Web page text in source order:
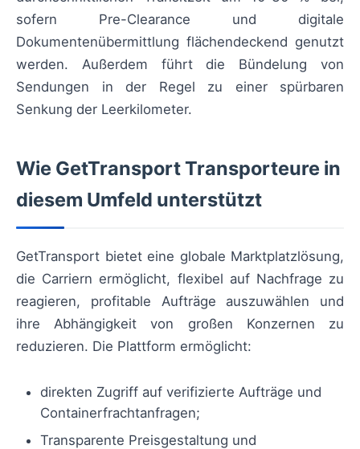
sofern Pre-Clearance und digitale
Dokumentenübermittlung flächendeckend genutzt
werden. Außerdem führt die Bündelung von
Sendungen in der Regel zu einer spürbaren
Senkung der Leerkilometer.
Wie GetTransport Transporteure in
diesem Umfeld unterstützt
GetTransport bietet eine globale Marktplatzlösung,
die Carriern ermöglicht, flexibel auf Nachfrage zu
reagieren, profitable Aufträge auszuwählen und
ihre Abhängigkeit von großen Konzernen zu
reduzieren. Die Plattform ermöglicht:
direkten Zugriff auf verifizierte Aufträge und
Containerfrachtanfragen;
Transparente Preisgestaltung und